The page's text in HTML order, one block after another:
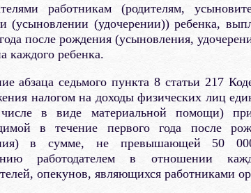
работникам (родителям,
(усыновлении (удочерении)) ребенка,
после рождения (усыновления,
каждого ребенка.
абзаца седьмого пункта 8 статьи 217
налогом на доходы физических лиц
в виде материальной помощи)
в течение первого года после
в сумме, не превышающей 50
работодателем в отношении
опекунов, являющихся работниками